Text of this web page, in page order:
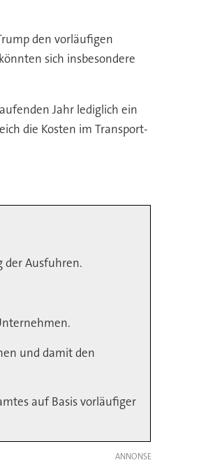
den vorläufigen
sich insbesondere
Jahr lediglich ein
die Kosten im Transport-
der Ausfuhren.
und damit den
auf Basis vorläufiger